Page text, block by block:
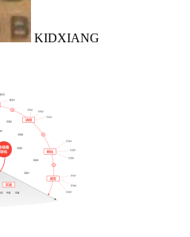
KIDXIANG